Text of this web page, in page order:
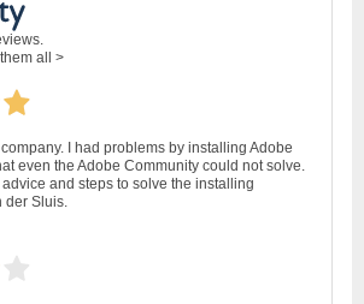
all >
I had problems by installing Adobe
even the Adobe Community could not solve.
advice and steps to solve the installing
der Sluis.